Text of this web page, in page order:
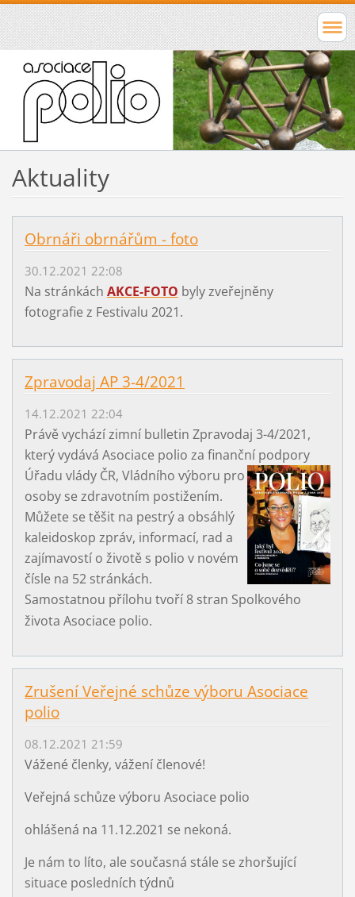
Aktuality
Obrnáři obrnářům - foto
30.12.2021 22:08
Na stránkách AKCE-FOTO byly zveřejněny
fotografie z Festivalu 2021.
Zpravodaj AP 3-4/2021
14.12.2021 22:04
Právě vychází zimní bulletin Zpravodaj 3-4/2021,
který vydává Asociace polio za finanční podpory
Úřadu vlády ČR, Vládního výboru pro
osoby se zdravotním postižením.
Můžete se těšit na pestrý a obsáhlý
kaleidoskop zpráv, informací, rad a
zajímavostí o životě s polio v novém
čísle na 52 stránkách.
Samostatnou přílohu tvoří 8 stran Spolkového
života Asociace polio.
Zrušení Veřejné schůze výboru Asociace
polio
08.12.2021 21:59
Vážené členky, vážení členové!
Veřejná schůze výboru Asociace polio
ohlášená na 11.12.2021 se nekoná.
Je nám to líto, ale současná stále se zhoršující
situace posledních týdnů